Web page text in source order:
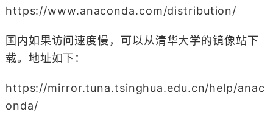
https://www.anaconda.com/distribution/
国内如果访问速度慢，可以从清华大学的镜像站下
载。地址如下：
https://mirror.tuna.tsinghua.edu.cn/help/anac
onda/